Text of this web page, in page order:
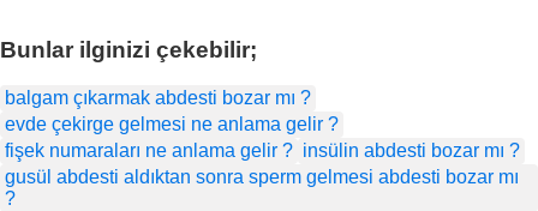
Bunlar ilginizi çekebilir;
balgam çıkarmak abdesti bozar mı ?
evde çekirge gelmesi ne anlama gelir ?
fişek numaraları ne anlama gelir ? insülin abdesti bozar mı ?
gusül abdesti aldıktan sonra sperm gelmesi abdesti bozar mı
?